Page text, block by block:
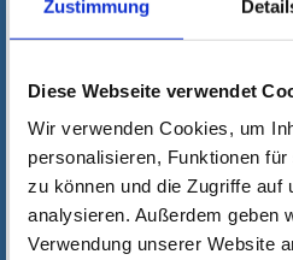
Zustimmung
Diese Webseite verwendet
Wir verwenden Cookies, um
personalisieren, Funktionen
zu können und die Zugriffe auf
analysieren. Außerdem geben
Verwendung unserer Website